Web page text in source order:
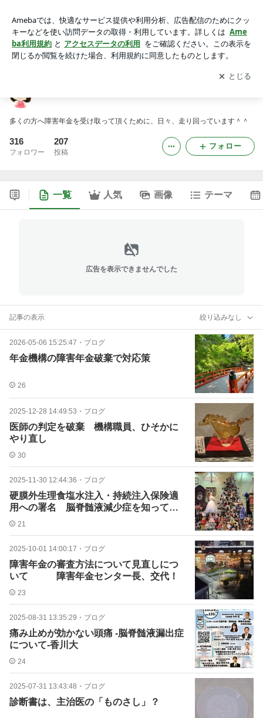
アプリをダウンロードして ブログの更新通知
を受け取りまし
ょう。
開く
多くの方へ障害年金を受け取って頂くために、日々、走り回っています＾＾
316
フォロワー
207
投稿
フォロー
一覧 人気 画像 テーマ
広告を表示できませんでした
記事の表示 絞り込みなし
2026-05-06 15:25:47 ・ ブログ
年金機構の障害年金破棄で対応策
26
2025-12-28 14:49:53 ・ ブログ
医師の判定を破棄 機構職員、ひそかに
やり直し
30
2025-11-30 12:44:36 ・ ブログ
硬膜外生理食塩水注入・持続注入保険適
用への署名 脳脊髄液減少症を知ってい
ますか？YouTube
21
2025-10-01 14:00:17 ・ ブログ
障害年金の審査方法について見直しにつ
いて 障害年金センター長、交代！
23
2025-08-31 13:35:29 ・ ブログ
痛み止めが効かない頭痛 -脳脊髄液漏出症
について-香川大
24
2025-07-31 13:43:48 ・ ブログ
診断書は、主治医の「ものさし」？